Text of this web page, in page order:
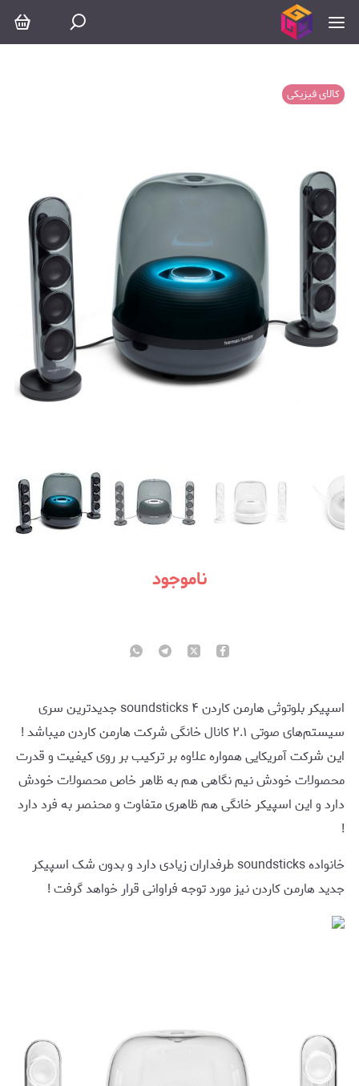
کالای فیزیکی
ناموجود
اسپیکر بلوتوثی هارمن کاردن soundsticks ۴ جدیدترین سری
سیستم‌های صوتی ۲.۱ کانال خانگی شرکت هارمن کاردن میباشد !
این شرکت آمریکایی همواره علاوه بر ترکیب بر روی کیفیت و قدرت
محصولات خودش نیم نگاهی هم به ظاهر خاص محصولات خودش
دارد و این اسپیکر خانگی هم ظاهری متفاوت و محنصر به فرد دارد
!
خانواده soundsticks طرفداران زیادی دارد و بدون شک اسپیکر
جدید هارمن کاردن نیز مورد توجه فراوانی قرار خواهد گرفت !